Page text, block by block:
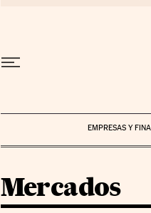
EMPRESAS Y
Mercados